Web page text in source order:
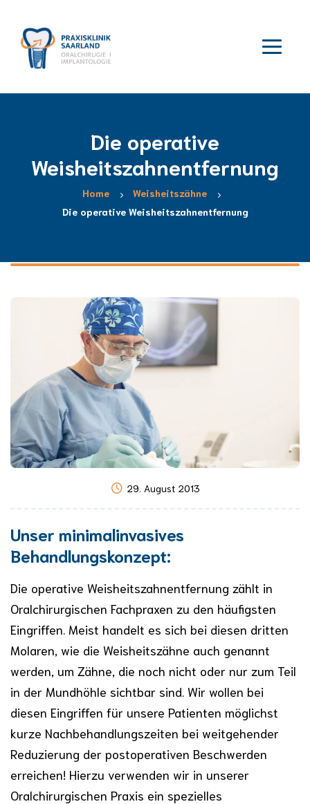
Die operative
Weisheitszahnentfernung
Home
Weisheitszähne
Die operative Weisheitszahnentfernung
29. August 2013
Unser minimalinvasives
Behandlungskonzept:
Die operative Weisheitszahnentfernung zählt in
Oralchirurgischen Fachpraxen zu den häufigsten
Eingriffen. Meist handelt es sich bei diesen dritten
Molaren, wie die Weisheitszähne auch genannt
werden, um Zähne, die noch nicht oder nur zum Teil
in der Mundhöhle sichtbar sind. Wir wollen bei
diesen Eingriffen für unsere Patienten möglichst
kurze Nachbehandlungszeiten bei weitgehender
Reduzierung der postoperativen Beschwerden
erreichen! Hierzu verwenden wir in unserer
Oralchirurgischen Praxis ein spezielles